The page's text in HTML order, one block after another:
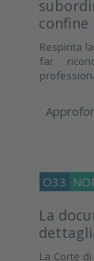
confine
Respinta
far
O33
La
La Corte